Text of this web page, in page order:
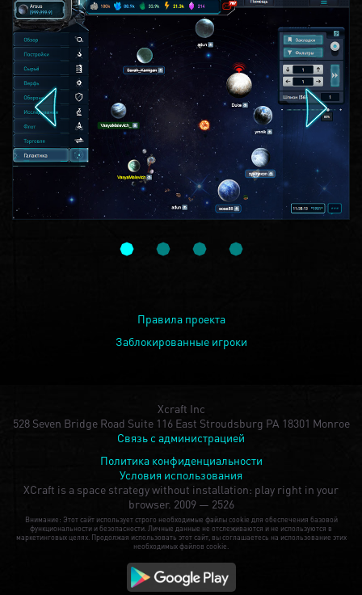
Правила проекта
Заблокированные игроки
Xcraft Inc
528 Seven Bridge Road Suite 116 East Stroudsburg PA 18301 Monroe
Связь с администрацией
Политика конфиденциальности
Условия использования
XCraft is a space strategy without installation: play right in your
browser. 2009 — 2526
Внимание: Этот сайт использует строго необходимые файлы cookie для обеспечения базовой
функциональности и безопасности. Личные данные не отслеживаются и не используются в
маркетинговых целях. Продолжая использовать этот сайт, вы соглашаетесь на использование этих
необходимых файлов cookie.